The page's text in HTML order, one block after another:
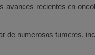
avances recientes en
de numerosos tumores,